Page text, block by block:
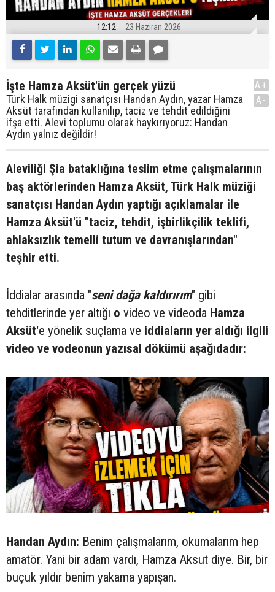
12:12 23 Haziran 2026
İşte Hamza Aksüt'ün gerçek yüzü
Türk Halk müzigi sanatçısı Handan Aydın, yazar Hamza
Aksüt tarafından kullanılıp, taciz ve tehdit edildiğini
ifşa etti. Alevi toplumu olarak haykırıyoruz: Handan
Aydın yalnız değildir!
A+
A-
Aleviliği Şia bataklığına teslim etme çalışmalarının
baş aktörlerinden Hamza Aksüt, Türk Halk müziği
sanatçısı Handan Aydın yaptığı açıklamalar ile
Hamza Aksüt'ü "taciz, tehdit, işbirlikçilik teklifi,
ahlaksızlık temelli tutum ve davranışlarından"
teşhir etti.
İddialar arasında "seni dağa kaldırırım" gibi
tehditlerinde yer altığı o video ve videoda Hamza
Aksüt'e yönelik suçlama ve iddiaların yer aldığı ilgili
video ve vodeonun yazısal dökümü aşağıdadır:
Handan Aydın: Benim çalışmalarım, okumalarım hep
amatör. Yani bir adam vardı, Hamza Aksut diye. Bir, bir
buçuk yıldır benim yakama yapışan.